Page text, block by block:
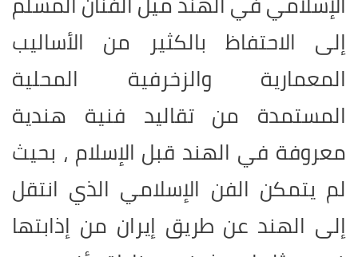
إلى الاحتفاظ بالكثير من الأساليب
المعمارية والزخرفية المحلية
المستمدة من تقاليد فنية هندية
معروفة في الهند قبل الإسلام ، بحيث
لم يتمكن الفن الإسلامي الذي انتقل
إلى الهند عن طريق إيران من إذابتها